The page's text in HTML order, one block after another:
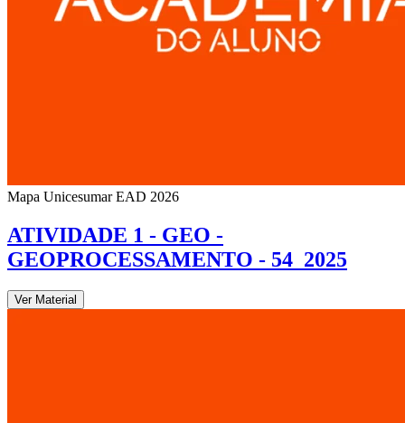
Mapa Unicesumar EAD 2026
ATIVIDADE 1 - GEO -
GEOPROCESSAMENTO - 54_2025
Ver Material